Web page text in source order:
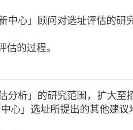
心」顾问对选址评估的研
的过程。
析」的研究范围，扩大
心」选址所提出的其他建议